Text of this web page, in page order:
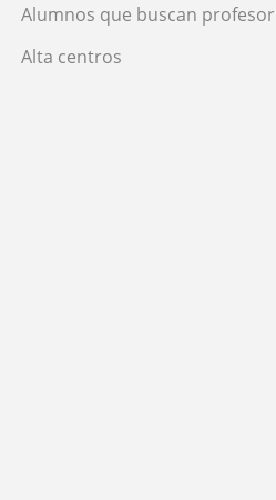
Alumnos que buscan profesor
Alta centros